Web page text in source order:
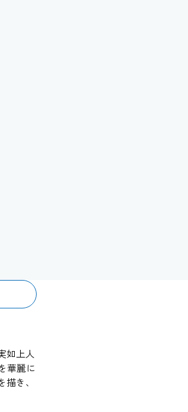
如上人
華麗に
き、